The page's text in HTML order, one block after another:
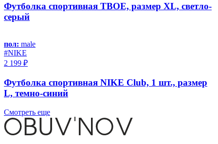
Футболка спортивная ТВОЕ, размер XL, светло-
серый
пол: male
#NIKE
2 199 ₽
Футболка спортивная NIKE Club, 1 шт., размер
L, темно-синий
Смотреть еще